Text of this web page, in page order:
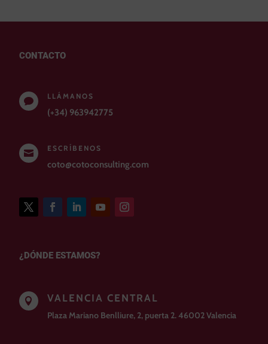
CONTACTO

LLÁMANOS
(+34) 963942775

ESCRÍBENOS
coto@cotoconsulting.com
¿DÓNDE ESTAMOS?
 VALENCIA CENTRAL
Plaza Mariano Benlliure, 2, puerta 2. 46002 Valencia